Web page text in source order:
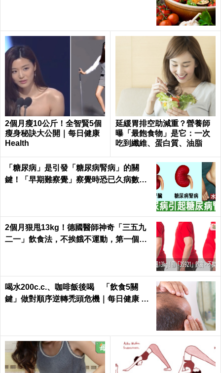
2個月瘦10公斤！全智賢5個
瘦身秘訣大公開｜每日健康
Health
延緩胃排空助減重？營養師
曝「最飽食物」是它：一次
吃到纖維、蛋白質、油脂
「糖尿病」是引發「糖尿病腎病」的關
鍵！「早期難察覺」察覺時恐已久病數
2個月狠甩13kg！德國醫師神奇「三五九
二一」飲食法，不挨餓不運動，第一個月
喝水200c.c.、咖啡飯後喝 「飲食5關
鍵」做對順序逆轉禿頭危機｜每日健康 He